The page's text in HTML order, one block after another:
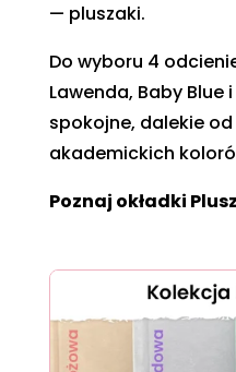
— pluszaki.
Do wyboru 4
Lawenda, Baby Blue
spokojne, dalekie
akademickich
Poznaj okładki